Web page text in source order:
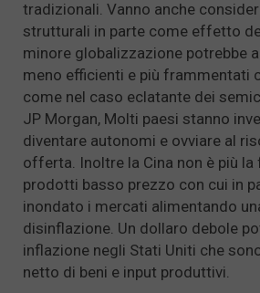
tradizionali. Vanno anche
strutturali in parte come effetto
minore globalizzazione potrebbe
meno efficienti e più frammentati
come nel caso eclatante dei
JP Morgan, Molti paesi stanno
diventare autonomi e ovviare al
offerta. Inoltre la Cina non è più la
prodotti basso prezzo con cui in
inondato i mercati alimentando
disinflazione. Un dollaro debole
inflazione negli Stati Uniti che
netto di beni e input produttivi.